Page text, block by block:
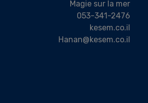
Magie sur la mer
053-341-2476
kesem.co.il
Hanan@kesem.co.il